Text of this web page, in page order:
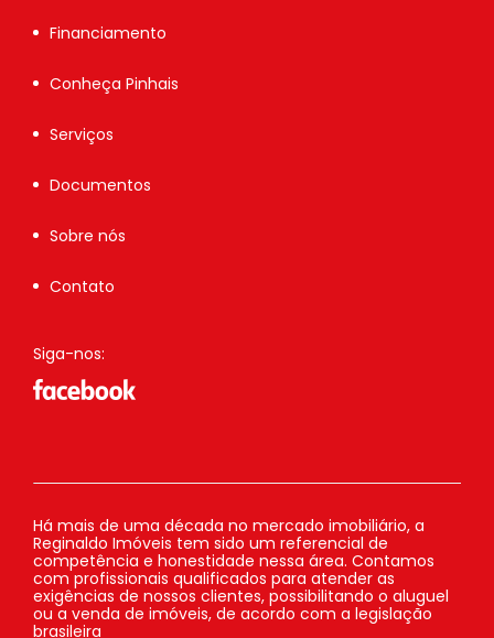
Financiamento
Conheça Pinhais
Serviços
Documentos
Sobre nós
Contato
Siga-nos:
Há mais de uma década no mercado imobiliário, a
Reginaldo Imóveis tem sido um referencial de
competência e honestidade nessa área. Contamos
com profissionais qualificados para atender as
exigências de nossos clientes, possibilitando o aluguel
ou a venda de imóveis, de acordo com a legislação
brasileira